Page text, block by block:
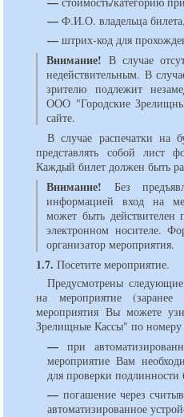
— Ф.И.О. владельца билета,
— штрих-код для
Внимание! В случае
недействительным. В
зрителю подлежит
ООО "Городские
сайте.
В случае распечатки на
представлять собой лист
Каждый билет должен быть
Внимание! Без
информацией вход на
может быть
электронном носителе.
организатор мероприятия.
1.7. Посетите мероприятие.
Предусмотрены
на мероприятие
мероприятия Вы можете
Зрелищные Кассы" по номеру
— при
мероприятие Вам
для проверки подлинности
— погашение через
автоматизированное